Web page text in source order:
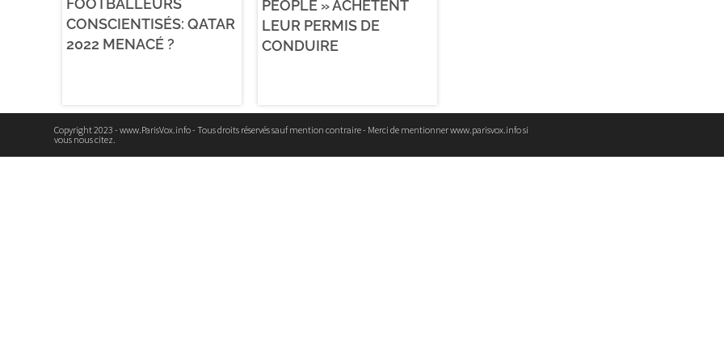
FOOTBALLEURS
CONSCIENTISÉS: QATAR
2022 MENACÉ ?
PEOPLE » ACHÈTENT
LEUR PERMIS DE
CONDUIRE
Copyright 2023 - www.ParisVox.info - Tous droits réservés sauf mention contraire - Merci de mentionner www.parisvox.info si
vous nous citez.